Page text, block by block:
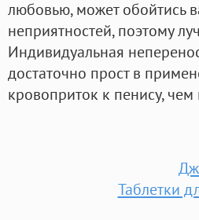
любовью, может обойтись
неприятностей, поэтому
Индивидуальная
достаточно прост в
кровоприток к пенису,
Таблетки